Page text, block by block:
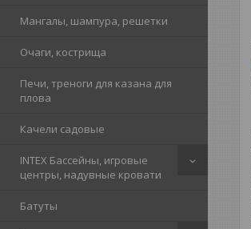
Мангалы, шампура, решетки
Очаги, кострища
Печи, треноги для казана для
плова
Качели садовые
INTEX Бассейны, игровые
центры, надувные кровати
Батуты